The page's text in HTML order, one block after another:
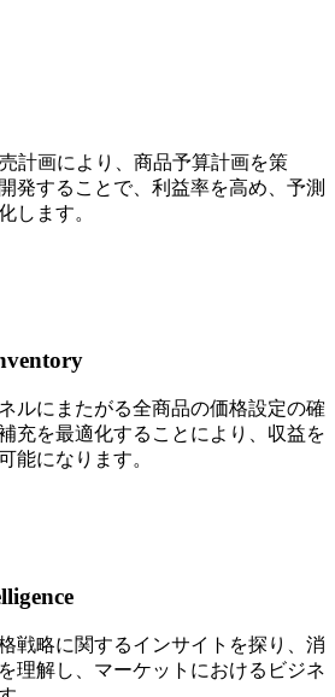
計画により、商品予算計画を策
発することで、利益率を高め、予測
します。
ルにまたがる全商品の価格設定の確
充を最適化することにより、収益を
能になります。
戦略に関するインサイトを探り、消
理解し、マーケットにおけるビジネ